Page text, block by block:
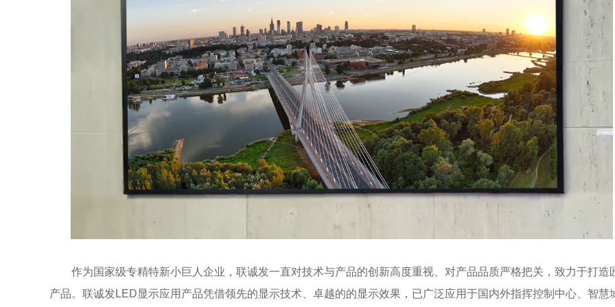
作为国家级专精特新小巨人企业，联诚发一直对技术与产品的创新高度重视、对产品品质严格把关，致力于打造
产品。联诚发LED显示应用产品凭借领先的显示技术、卓越的的显示效果，已广泛应用于国内外指挥控制中心、智慧